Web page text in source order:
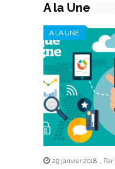
A la Une
A LA UNE
29 janvier 2018 , Par